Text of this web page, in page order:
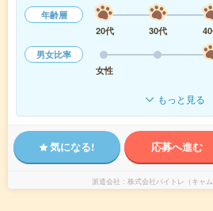
年齢層
20代
30代
男女比率
女性
もっと見る
気になる! 応募へ進む
派遣会社 株式会社バイトレ（キャム